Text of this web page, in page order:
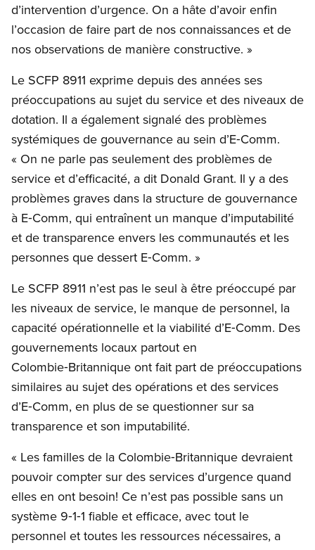
d’intervention d’urgence. On a hâte d’avoir enfin
l’occasion de faire part de nos connaissances et de
nos observations de manière constructive. »
Le SCFP 8911 exprime depuis des années ses
préoccupations au sujet du service et des niveaux de
dotation. Il a également signalé des problèmes
systémiques de gouvernance au sein d’E‑Comm.
« On ne parle pas seulement des problèmes de
service et d’efficacité, a dit Donald Grant. Il y a des
problèmes graves dans la structure de gouvernance
à E‑Comm, qui entraînent un manque d’imputabilité
et de transparence envers les communautés et les
personnes que dessert E‑Comm. »
Le SCFP 8911 n’est pas le seul à être préoccupé par
les niveaux de service, le manque de personnel, la
capacité opérationnelle et la viabilité d’E‑Comm. Des
gouvernements locaux partout en
Colombie‑Britannique ont fait part de préoccupations
similaires au sujet des opérations et des services
d’E‑Comm, en plus de se questionner sur sa
transparence et son imputabilité.
« Les familles de la Colombie‑Britannique devraient
pouvoir compter sur des services d’urgence quand
elles en ont besoin! Ce n’est pas possible sans un
système 9‑1‑1 fiable et efficace, avec tout le
personnel et toutes les ressources nécessaires, a